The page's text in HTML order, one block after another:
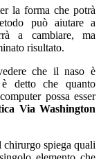
la forma che potrà
può aiutare a
a cambiare, ma
risultato.
che il naso è
detto che quanto
possa esser
Via Washington
chirurgo spiega quali